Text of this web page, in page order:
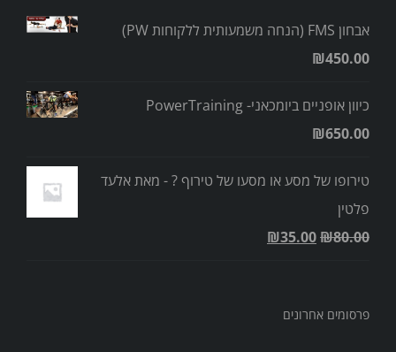
אבחון FMS (הנחה משמעותית ללקוחות PW)
₪450.00
כיוון אופניים ביומכאני- PowerTraining
₪650.00
טירופו של מסע או מסעו של טירוף ? - מאת אלעד
פלטין
₪80.00
₪35.00
פרסומים אחרונים